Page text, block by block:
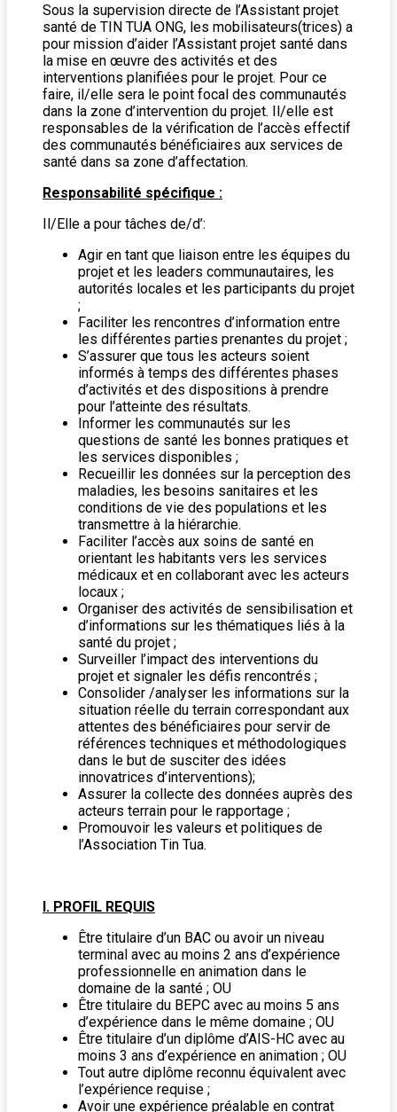
Sous la supervision directe de l’Assistant projet
santé de TIN TUA ONG, les mobilisateurs(trices) a
pour mission d’aider l’Assistant projet santé dans
la mise en œuvre des activités et des
interventions planifiées pour le projet. Pour ce
faire, il/elle sera le point focal des communautés
dans la zone d’intervention du projet. Il/elle est
responsables de la vérification de l’accès effectif
des communautés bénéficiaires aux services de
santé dans sa zone d’affectation.
Responsabilité spécifique :
Il/Elle a pour tâches de/d’:
Agir en tant que liaison entre les équipes du
projet et les leaders communautaires, les
autorités locales et les participants du projet
;
Faciliter les rencontres d’information entre
les différentes parties prenantes du projet ;
S’assurer que tous les acteurs soient
informés à temps des différentes phases
d’activités et des dispositions à prendre
pour l’atteinte des résultats.
Informer les communautés sur les
questions de santé les bonnes pratiques et
les services disponibles ;
Recueillir les données sur la perception des
maladies, les besoins sanitaires et les
conditions de vie des populations et les
transmettre à la hiérarchie.
Faciliter l’accès aux soins de santé en
orientant les habitants vers les services
médicaux et en collaborant avec les acteurs
locaux ;
Organiser des activités de sensibilisation et
d’informations sur les thématiques liés à la
santé du projet ;
Surveiller l’impact des interventions du
projet et signaler les défis rencontrés ;
Consolider /analyser les informations sur la
situation réelle du terrain correspondant aux
attentes des bénéficiaires pour servir de
références techniques et méthodologiques
dans le but de susciter des idées
innovatrices d’interventions);
Assurer la collecte des données auprès des
acteurs terrain pour le rapportage ;
Promouvoir les valeurs et politiques de
l’Association Tin Tua.
I. PROFIL REQUIS
Être titulaire d’un BAC ou avoir un niveau
terminal avec au moins 2 ans d’expérience
professionnelle en animation dans le
domaine de la santé ; OU
Être titulaire du BEPC avec au moins 5 ans
d’expérience dans le même domaine ; OU
Être titulaire d’un diplôme d’AIS-HC avec au
moins 3 ans d’expérience en animation ; OU
Tout autre diplôme reconnu équivalent avec
l’expérience requise ;
Avoir une expérience préalable en contrat